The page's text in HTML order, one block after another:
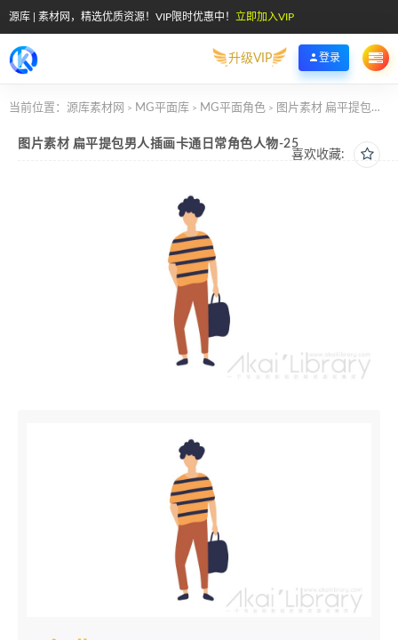
源库 | 素材网，精选优质资源！VIP限时优惠中！ 立即加入VIP
升级VIP 登录
当前位置： 源库素材网 > MG平面库 > MG平面角色 > 图片素材 扁平提包男人插画卡通日常角色人物-25
喜欢收藏:
图片素材 扁平提包男人插画卡通日常角色人物-25